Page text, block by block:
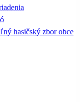
hasičský zbor obce